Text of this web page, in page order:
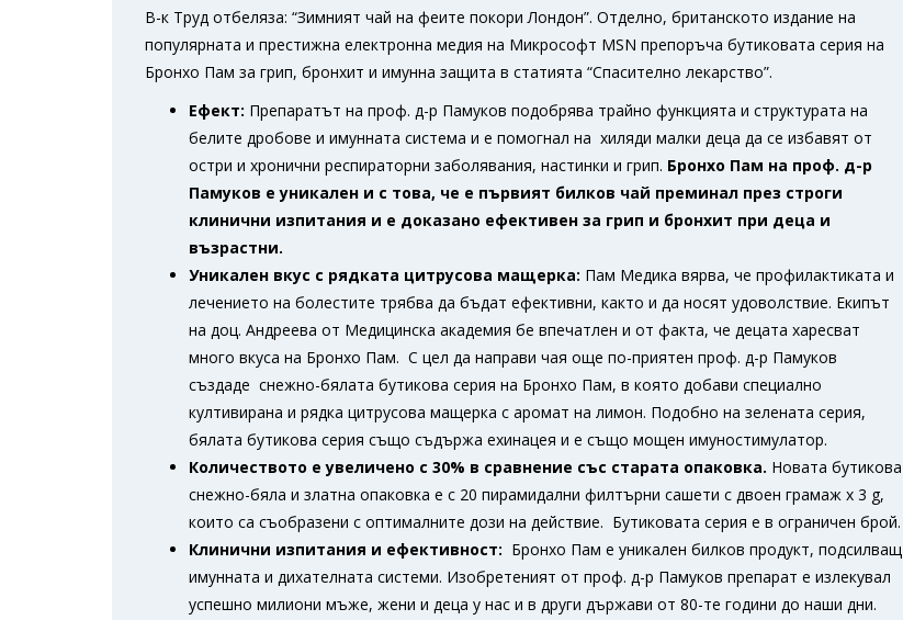
В-к Труд отбеляза: “Зимният чай на феите покори Лондон”. Отделно, британското издание на
популярната и прeстижна електронна медия на Микрософт MSN препоръча бутиковата серия на
Бронхо Пам за грип, бронхит и имунна защита в статията “Спасително лекарство”.
Ефект: Препаратът на проф. д-р Памуков подобрява трайно функцията и структурата на
белите дробове и имунната система и е помогнал на хиляди малки деца да се избавят от
остри и хронични респираторни заболявания, настинки и грип. Бронхо Пам на проф. д-р
Памуков е уникален и с това, че е първият билков чай преминал през строги
клинични изпитания и е доказано ефективен за грип и бронхит при деца и
възрастни.
Уникален вкус с рядката цитрусова мащерка: Пам Медика вярва, че профилактиката и
лечението на болестите трябва да бъдат ефективни, както и да носят удоволствие. Екипът
на доц. Андреева от Медицинска академия бе впечатлен и от факта, че децата харесват
много вкуса на Бронхо Пам. С цел да направи чая още по-приятен проф. д-р Памуков
създаде снежно-бялата бутикова серия на Бронхо Пам, в която добави специално
култивирана и рядка цитрусова мащерка с аромат на лимон. Подобно на зелената серия,
бялата бутикова серия също съдържа ехинацея и е също мощен имуностимулатор.
Количеството е увеличено с 30% в сравнение със старата опаковка. Новата бутикова
снежно-бяла и златна опаковка е с 20 пирамидални филтърни сашети с двоен грамаж х 3 g,
които са съобразени с оптималните дози на действие. Бутиковата серия е в ограничен брой.
Клинични изпитания и ефективност: Бронхо Пам е уникален билков продукт, подсилващ
имунната и дихателната системи. Изобретеният от проф. д-р Памуков препарат е излекувал
успешно милиони мъже, жени и деца у нас и в други държави от 80-те години до наши дни.